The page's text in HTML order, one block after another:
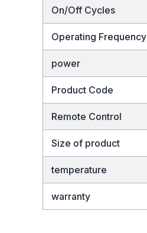
On/Off Cycles
Operating Frequency
power
Product Code
Remote Control
Size of product
temperature
warranty